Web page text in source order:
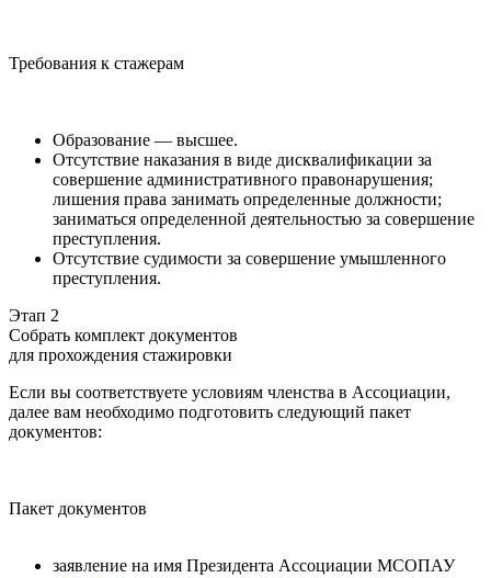
Требования к стажерам
Образование — высшее.
Отсутствие наказания в виде дисквалификации за
совершение административного правонарушения;
лишения права занимать определенные должности;
заниматься определенной деятельностью за совершение
преступления.
Отсутствие судимости за совершение умышленного
преступления.
Этап 2
Собрать комплект документов
для прохождения стажировки
Если вы соответствуете условиям членства в Ассоциации,
далее вам необходимо подготовить следующий пакет
документов:
Пакет документов
заявление на имя Президента Ассоциации МСОПАУ